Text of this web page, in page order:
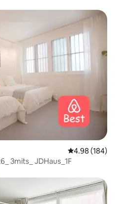
औसत रेटिंग 5 में से
4.98 (184)
3mits_ JDHaus_1F